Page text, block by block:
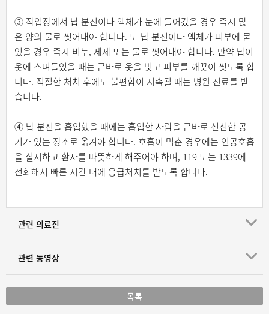
③ 작업장에서 납 분진이나 액체가 눈에 들어갔을 경우 즉시 많
은 양의 물로 씻어내야 합니다. 또 납 분진이나 액체가 피부에 묻
었을 경우 즉시 비누, 세제 또는 물로 씻어내야 합니다. 만약 납이
옷에 스며들었을 때는 곧바로 옷을 벗고 피부를 깨끗이 씻도록 합
니다. 적절한 처치 후에도 불편함이 지속될 때는 병원 진료를 받
습니다.
④ 납 분진을 흡입했을 때에는 흡입한 사람을 곧바로 신선한 공
기가 있는 장소로 옮겨야 합니다. 호흡이 멈춘 경우에는 인공호흡
을 실시하고 환자를 따뜻하게 해주어야 하며, 119 또는 1339에
전화해서 빠른 시간 내에 응급처치를 받도록 합니다.
관련 의료진
관련 동영상
목록